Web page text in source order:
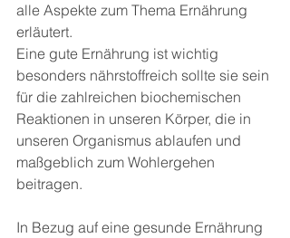
alle Aspekte zum Thema Ernährung
erläutert.
Eine gute Ernährung ist wichtig
besonders nährstoffreich sollte sie sein
für die zahlreichen biochemischen
Reaktionen in unseren Körper, die in
unseren Organismus ablaufen und
maßgeblich zum Wohlergehen
beitragen.
In Bezug auf eine gesunde Ernährung